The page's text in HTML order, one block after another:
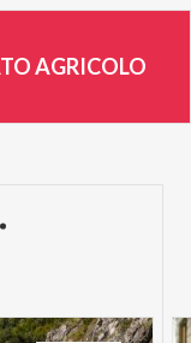
AGRICOLO